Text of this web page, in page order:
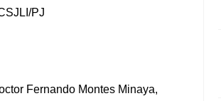
PJ
Fernando Montes Minaya,